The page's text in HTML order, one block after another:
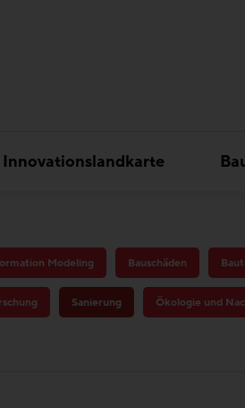
Innovationslandkarte
Modeling Bauschäden
Sanierung Ökologie und